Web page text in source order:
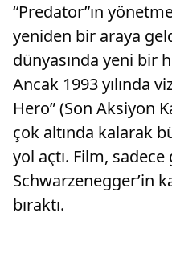
“Predator”ın
yeniden bir araya
dünyasında yeni bir
Ancak 1993 yılında
Hero” (Son Aksiyon
çok altında kalarak
yol açtı. Film,
Schwarzenegger’in
bıraktı.